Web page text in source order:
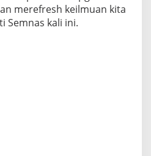
merefresh keilmuan kita
Semnas kali ini.